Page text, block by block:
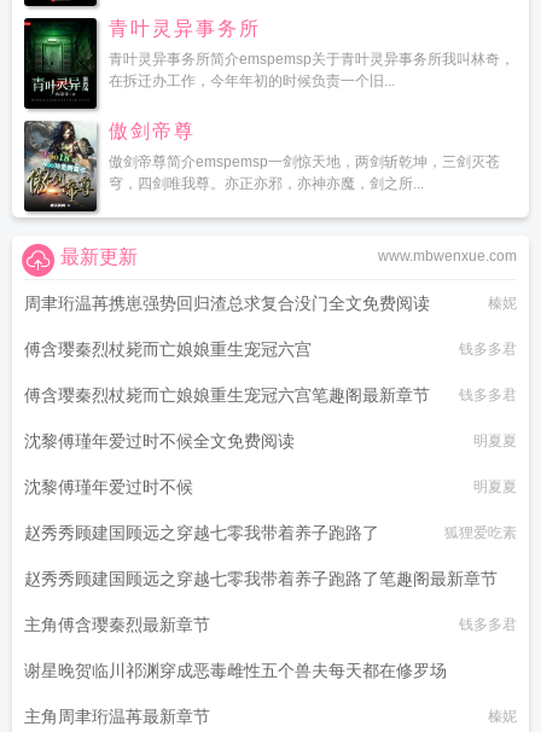
青叶灵异事务所
青叶灵异事务所简介emspemsp关于青叶灵异事务所我叫林奇，
在拆迁办工作，今年年初的时候负责一个旧...
傲剑帝尊
傲剑帝尊简介emspemsp一剑惊天地，两剑斩乾坤，三剑灭苍
穹，四剑唯我尊。亦正亦邪，亦神亦魔，剑之所...
www.mbwenxue.com
最新更新
周聿珩温苒携崽强势回归渣总求复合没门全文免费阅读 榛妮
傅含璎秦烈杖毙而亡娘娘重生宠冠六宫 钱多多君
傅含璎秦烈杖毙而亡娘娘重生宠冠六宫笔趣阁最新章节 钱多多君
沈黎傅瑾年爱过时不候全文免费阅读 明夏夏
沈黎傅瑾年爱过时不候 明夏夏
赵秀秀顾建国顾远之穿越七零我带着养子跑路了 狐狸爱吃素
赵秀秀顾建国顾远之穿越七零我带着养子跑路了笔趣阁最新章节
狐狸爱吃素
主角傅含璎秦烈最新章节 钱多多君
谢星晚贺临川祁渊穿成恶毒雌性五个兽夫每天都在修罗场
那张倾城脸
主角周聿珩温苒最新章节 榛妮